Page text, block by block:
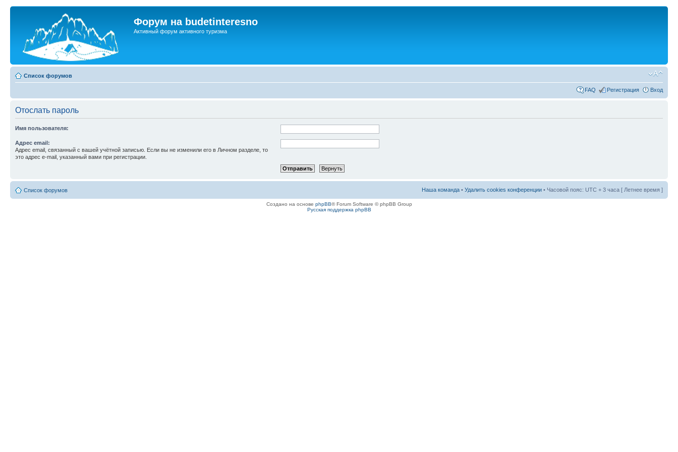
Форум на budetinteresno
Активный форум активного туризма
Список форумов
FAQ Регистрация Вход
Отослать пароль
Имя пользователя:
Адрес email:
Адрес email, связанный с вашей учётной записью. Если вы не изменили его в Личном разделе, то
это адрес e-mail, указанный вами при регистрации.
Список форумов Наша команда • Удалить cookies конференции • Часовой пояс: UTC + 3 часа [ Летнее время ]
Создано на основе phpBB® Forum Software © phpBB Group
Русская поддержка phpBB